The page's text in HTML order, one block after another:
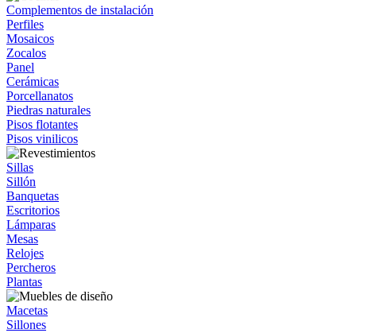
Complementos de instalación
Perfiles
Mosaicos
Zocalos
Panel
Cerámicas
Porcellanatos
Piedras naturales
Pisos flotantes
Pisos vinilicos
Sillas
Sillón
Banquetas
Escritorios
Lámparas
Mesas
Relojes
Percheros
Plantas
Macetas
Sillones